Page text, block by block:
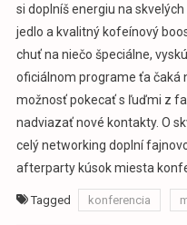
si doplníš energiu na
jedlo a kvalitný kofeínový
chuť na niečo špeciálne,
oficiálnom programe ťa čaká
možnosť pokecať s ľuďmi z
nadviazať nové kontakty. O
celý networking doplní
afterparty kúsok miesta
Tagged konferencia